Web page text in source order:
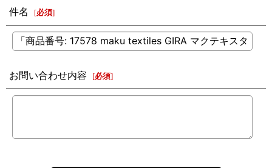
件名 [必須]
お問い合わせ内容 [必須]